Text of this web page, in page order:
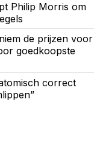
Philip Morris om
de prijzen voor
goedkoopste
correct